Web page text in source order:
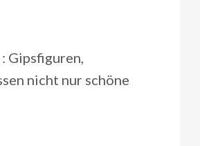
Gipsfiguren,
nicht nur schöne